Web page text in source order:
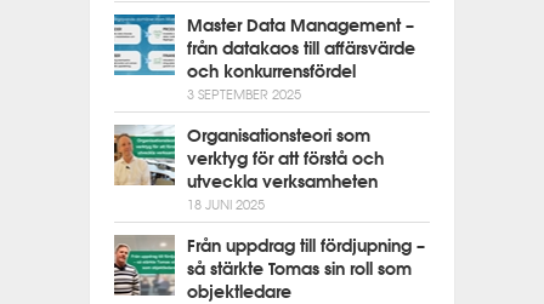
Master Data Management –
från datakaos till affärsvärde
och konkurrensfördel
3 SEPTEMBER 2025
Organisationsteori som
verktyg för att förstå och
utveckla verksamheten
18 JUNI 2025
Från uppdrag till fördjupning –
så stärkte Tomas sin roll som
objektledare